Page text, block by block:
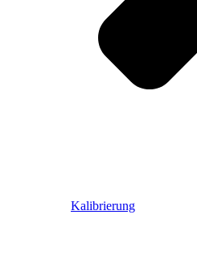
Kalibrierung